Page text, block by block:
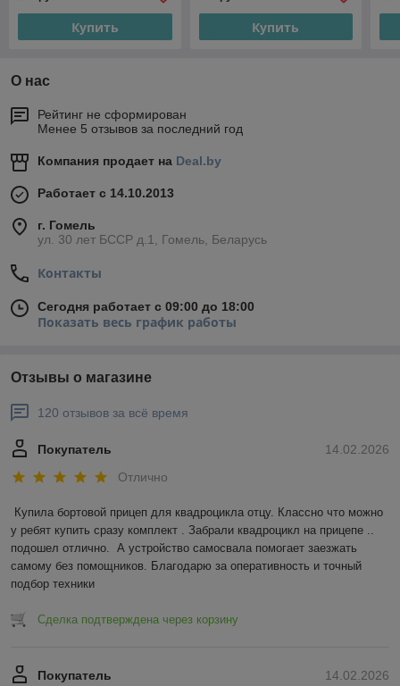
Купить Купить
О нас
Рейтинг не сформирован
Менее 5 отзывов за последний год
Компания продает на Deal.by
Работает с 14.10.2013
г. Гомель
ул. 30 лет БССР д.1, Гомель, Беларусь
Контакты
Сегодня работает с 09:00 до 18:00
Показать весь график работы
Отзывы о магазине
120 отзывов за всё время
14.02.2026
Покупатель
Отлично
Купила бортовой прицеп для квадроцикла отцу. Классно что можно
у ребят купить сразу комплект . Забрали квадроцикл на прицепе ..
подошел отлично.  А устройство самосвала помогает заезжать
самому без помощников. Благодарю за оперативность и точный
подбор техники
Сделка подтверждена через корзину
14.02.2026
Покупатель